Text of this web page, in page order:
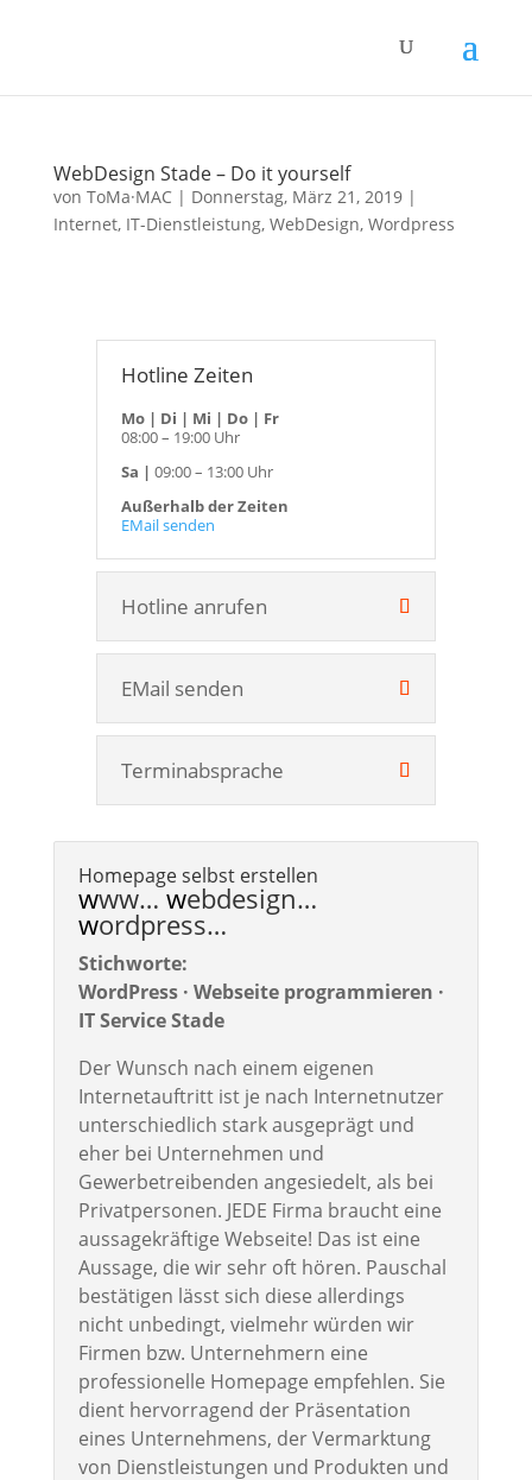
WebDesign Stade – Do it yourself
von ToMa·MAC| Donnerstag, März 21, 2019|
Internet, IT-Dienstleistung, WebDesign, Wordpress
Hotline Zeiten
Mo | Di | Mi | Do | Fr
08:00 – 19:00 Uhr
Sa | 09:00 – 13:00 Uhr
Außerhalb der Zeiten
EMail senden
Hotline anrufen
EMail senden
Terminabsprache
Homepage selbst erstellen
www…webdesign…
wordpress…
Stichworte:
WordPress · Webseite programmieren ·
IT Service Stade
Der Wunsch nach einem eigenen
Internetauftritt ist je nach Internetnutzer
unterschiedlich stark ausgeprägt und
eher bei Unternehmen und
Gewerbetreibenden angesiedelt, als bei
Privatpersonen. JEDE Firma braucht eine
aussagekräftige Webseite! Das ist eine
Aussage, die wir sehr oft hören. Pauschal
bestätigen lässt sich diese allerdings
nicht unbedingt, vielmehr würden wir
Firmen bzw. Unternehmern eine
professionelle Homepage empfehlen. Sie
dient hervorragend der Präsentation
eines Unternehmens, der Vermarktung
von Dienstleistungen und Produkten und